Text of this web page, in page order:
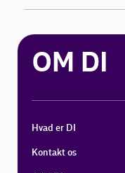
OM DI
Hvad er DI
Kontakt os